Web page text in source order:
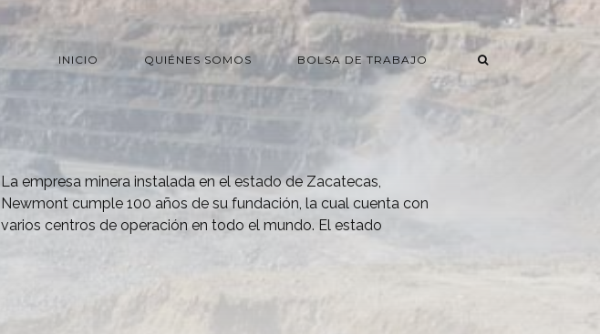
INICIO QUIÉNES SOMOS BOLSA DE TRABAJO
La empresa minera instalada en el estado de Zacatecas,
Newmont cumple 100 años de su fundación, la cual cuenta con
varios centros de operación en todo el mundo. El estado